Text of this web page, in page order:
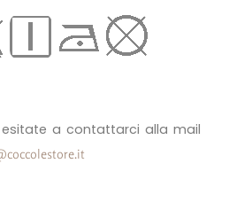
esitate a contattarci alla mail